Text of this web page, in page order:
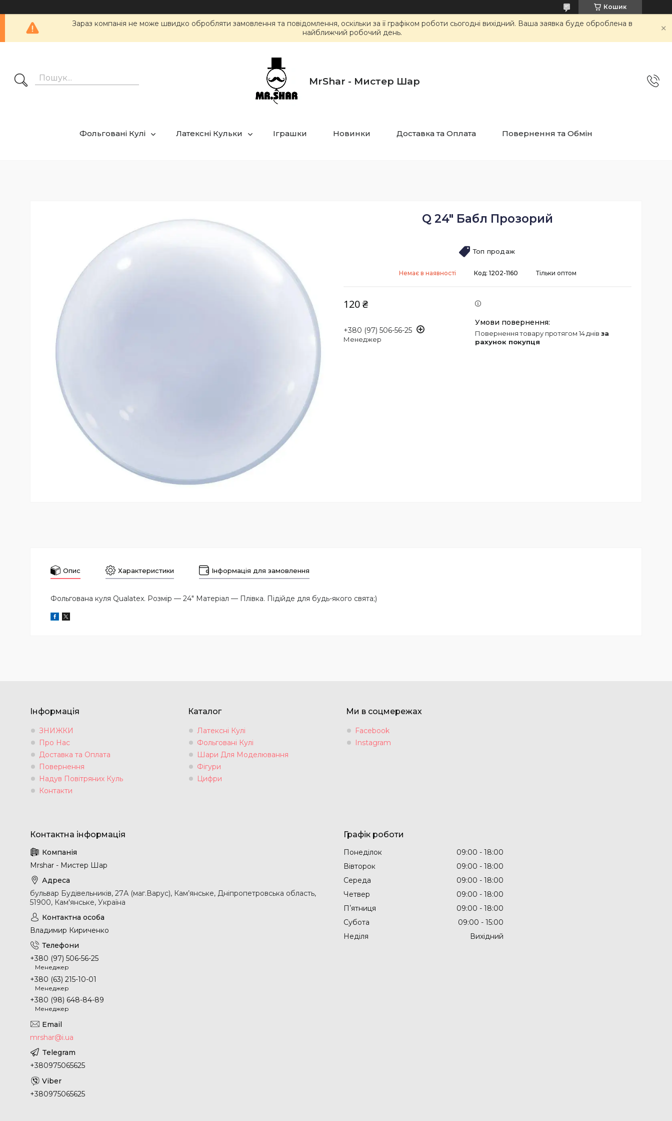
Кошик
Зараз компанія не може швидко обробляти замовлення та повідомлення, оскільки за її графіком роботи сьогодні вихідний. Ваша заявка буде оброблена в
найближчий робочий день.
MrShar - Мистер Шар
Фольговані Кулі Латексні Кульки Іграшки Новинки Доставка та Оплата Повернення та Обмін
Q 24" Бабл Прозорий
Топ продаж
Немає в наявності Тільки оптом
Код: 1202-1160
120 ₴
+380 (97) 506-56-25
Менеджер
повернення товару протягом 14 днів за
рахунок покупця
Опис Характеристики Інформація для замовлення
Фольгована куля Qualatex. Розмір — 24" Матеріал — Плівка. Підійде для будь-якого свята;)
Інформація
ЗНИЖКИ
Про Нас
Доставка та Оплата
Повернення
Надув Повітряних Куль
Контакти
Каталог
Латексні Кулі
Фольговані Кулі
Шари Для Моделювання
Фігури
Цифри
Ми в соцмережах
Facebook
Instagram
Mrshar - Мистер Шар
бульвар Будівельників, 27А (маг.Варус), Кам’янське, Дніпропетровська область,
51900, Кам'янське, Україна
Владимир Кириченко
+380 (97) 506-56-25
Менеджер
+380 (63) 215-10-01
Менеджер
+380 (98) 648-84-89
Менеджер
mrshar@i.ua
+380975065625
+380975065625
Графік роботи
Понеділок 09:00
18:00
Вівторок
09:00
18:00
Середа
09:00
18:00
Четвер
09:00
18:00
Пʼятниця
09:00
18:00
Субота
09:00
15:00
Неділя
Вихідний